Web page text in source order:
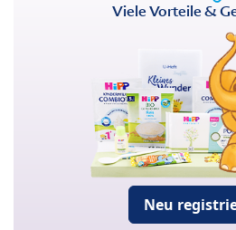
Viele Vorteile &
Neu